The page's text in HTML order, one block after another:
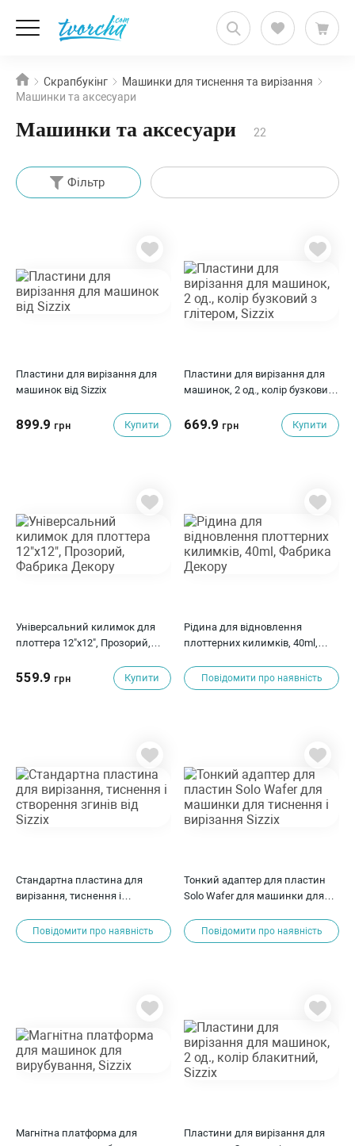
Скрапбукінг
Машинки для тиснення та вирізання
Машинки та аксесуари
Машинки та аксесуари 22
Фільтр
Пластини для вирізання для
машинок від Sizzix
899.9 грн Купити
Пластини для вирізання для
машинок, 2 од., колір бузковий
669.9 грн Купити
Універсальний килимок для
плоттера 12"x12", Прозорий,
559.9 грн Купити
Рідина для відновлення
плоттерних килимків, 40ml,
Повідомити про наявність
Стандартна пластина для
вирізання, тиснення і
Повідомити про наявність
Тонкий адаптер для пластин
Solo Wafer для машинки для
Повідомити про наявність
Магнітна платформа для
Пластини для вирізання для